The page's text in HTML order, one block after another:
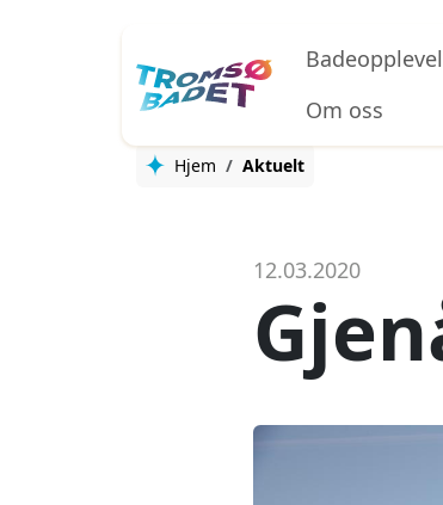
Om oss
Hjem Aktuelt
12.03.2020